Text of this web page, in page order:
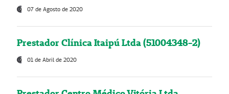
07 de Agosto de 2020
Prestador Clínica Itaipú Ltda (51004348-2)
01 de Abril de 2020